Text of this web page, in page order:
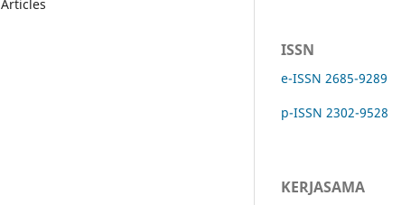
Articles
ISSN
e-ISSN 2685-9289
p-ISSN 2302-9528
KERJASAMA